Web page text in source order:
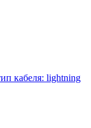
кабеля: lightning